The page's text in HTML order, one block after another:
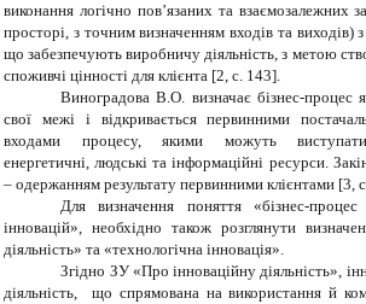
виконання логічно пов’язаних та взаємозалежних
просторі, з точним визначенням входів та виходів)
що забезпечують виробничу діяльність, з метою
споживчі цінності для клієнта [2, с. 143].
Виноградова В.О. визначає бізнес-
свої межі і відкривається первинними
входами процесу, якими можуть виступати
енергетичні, людські та інформаційні ресурси.
– одержанням результату первинними клієнтами [3,
Для визначення поняття «бізнес-
інновацій», необхідно також розглянути
діяльність» та «технологічна інновація».
Згідно ЗУ «Про інноваційну діяльність»,
діяльність, що спрямована на використання й